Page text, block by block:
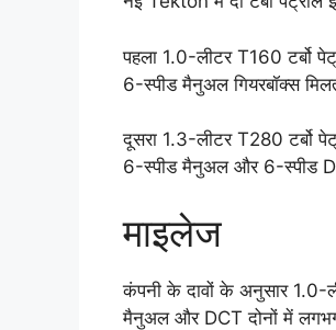
पहला 1.0-लीटर T160 टर्बो
6-स्पीड मैनुअल गियरबॉक्स
दूसरा 1.3-लीटर T280 टर्बो
6-स्पीड मैनुअल और 6-स्पीड
माइलेज
कंपनी के दावों के अनुसार 1.0-
मैनुअल और DCT दोनों में